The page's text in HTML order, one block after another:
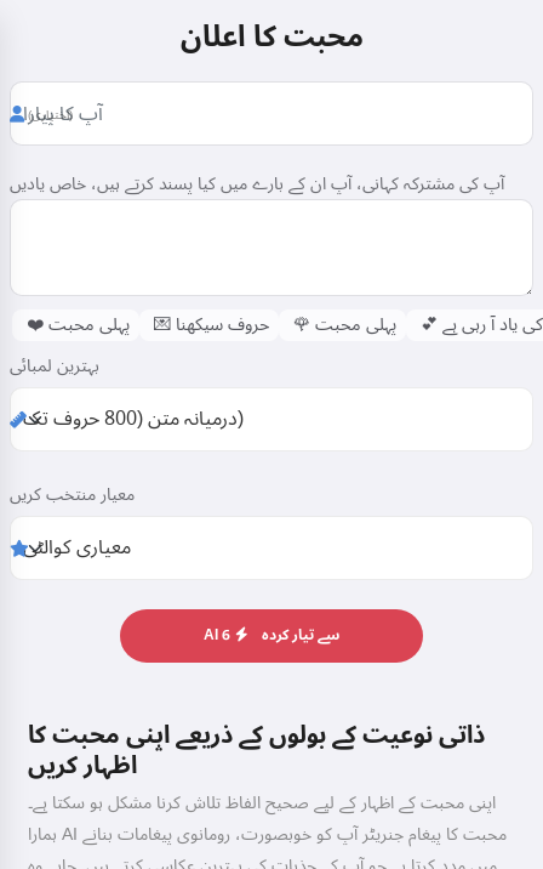
محبت کا اعلان
(اختیاری)
آپ کی مشترکہ کہانی، آپ ان کے بارے میں کیا پسند کرتے ہیں، خاص یادیں
❤️پہلی محبت 💌حروف سیکھنا 🌹پہلی محبت 💕یاد آ رہی ہے
بہترین لمبائی
معیار منتخب کریں
AI سے تیار کردہ 6
ذاتی نوعیت کے بولوں کے ذریعے اپنی محبت کا
اظہار کریں
اپنی محبت کے اظہار کے لیے صحیح الفاظ تلاش کرنا مشکل ہو سکتا ہے۔
ہمارا AI محبت کا پیغام جنریٹر آپ کو خوبصورت، رومانوی پیغامات بنانے